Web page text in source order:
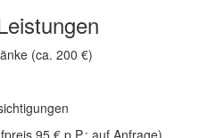
(ca. 200 €)